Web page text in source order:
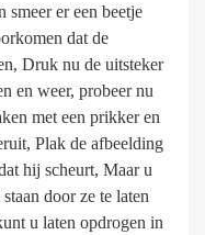
smeer er een beetje
dat de
Druk nu de uitsteker
en weer, probeer nu
met een prikker en
Plak de afbeelding
hij scheurt, Maar u
door ze te laten
u laten opdrogen in